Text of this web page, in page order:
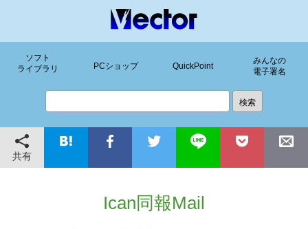
ソフト
ライブラリ
PCショップ QuickPoint
みんなの
電子署名
共有
Ican同報Mail